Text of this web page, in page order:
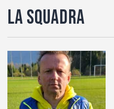
LA SQUADRA